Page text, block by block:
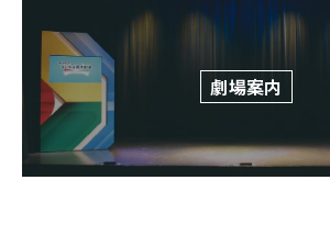
劇場案内